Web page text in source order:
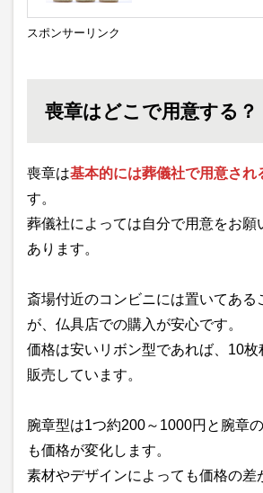
スポンサーリンク
喪章はどこで用意する？
喪章は基本的には葬儀社で用意され
す。
葬儀社によっては自分で用意をお願
あります。
斎場付近のコンビニには置いてある
が、仏具店での購入が安心です。
価格は安いリボン型であれば、10
販売しています。
腕章型は1つ約200～1000円と腕章
も価格が変化します。
素材やデザインによっても価格の差